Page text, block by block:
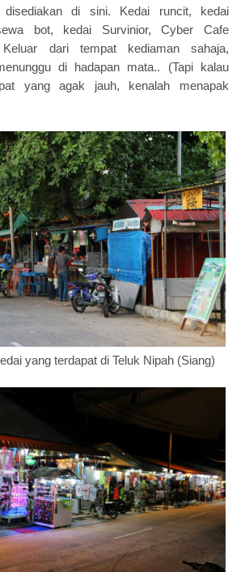
disediakan di sini. Kedai runcit, kedai
bot, kedai Survinior, Cyber Cafe
dari tempat kediaman sahaja,
di hadapan mata.. (Tapi kalau
yang agak jauh, kenalah menapak
yang terdapat di Teluk Nipah (Siang)